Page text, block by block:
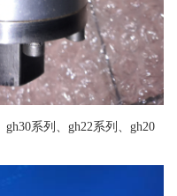
系列、gh22系列、gh20